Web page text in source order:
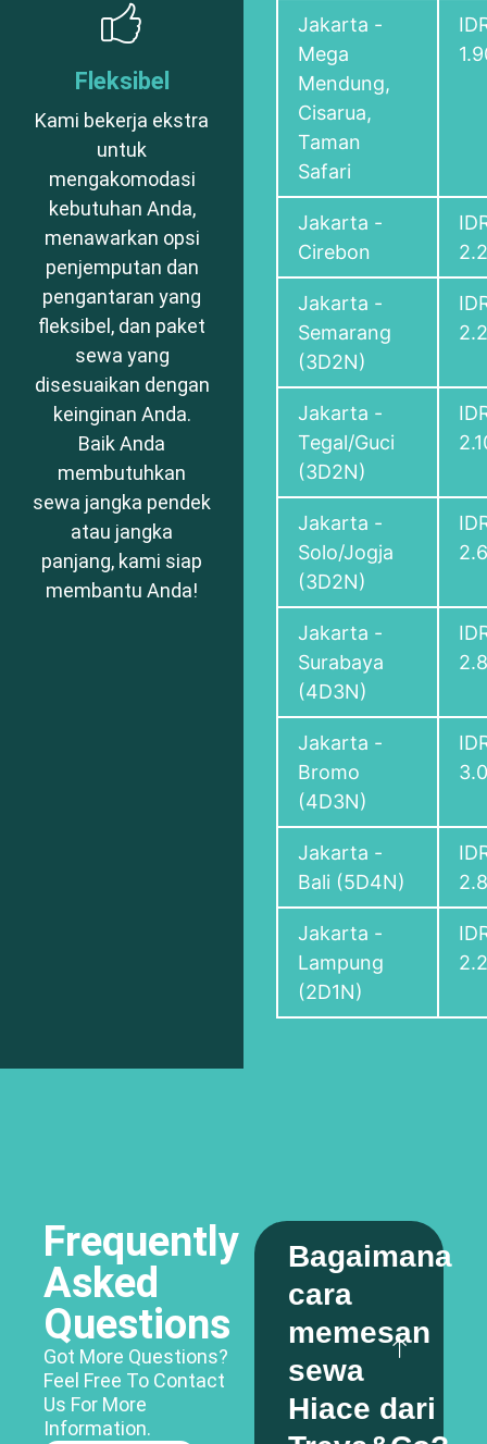
Fleksibel
Kami bekerja ekstra
untuk
mengakomodasi
kebutuhan Anda,
menawarkan opsi
penjemputan dan
pengantaran yang
fleksibel, dan paket
sewa yang
disesuaikan dengan
keinginan Anda.
Baik Anda
membutuhkan
sewa jangka pendek
atau jangka
panjang, kami siap
membantu Anda!
Jakarta -
Mega
Mendung,
Cisarua,
Taman
Safari
Jakarta -
Cirebon
Jakarta -
Semarang
(3D2N)
Jakarta -
Tegal/Guci
(3D2N)
Jakarta -
Solo/Jogja
(3D2N)
Jakarta -
Surabaya
(4D3N)
Jakarta -
Bromo
(4D3N)
Jakarta -
Bali (5D4N)
Jakarta -
Lampung
(2D1N)
Frequently
Asked
Questions
Got More Questions?
Feel Free To Contact
Us For More
Information.
Bagaimana
cara
memesan
sewa
Hiace dari